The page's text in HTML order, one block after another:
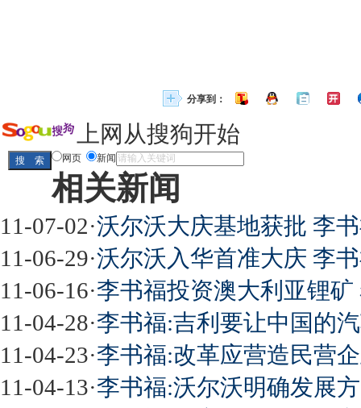
分享到：
上网从搜狗开始
网页 新闻
相关新闻
11-07-02·沃尔沃大庆基地获批 李
11-06-29·沃尔沃入华首准大庆 李
11-06-16·李书福投资澳大利亚锂
11-04-28·李书福:吉利要让中国的
11-04-23·李书福:改革应营造民营
11-04-13·李书福:沃尔沃明确发展